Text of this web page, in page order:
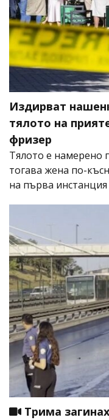
Издирват
тялото на
фризер
Тялото е намерено
тогава жена по-
на първа инстанция
Трима